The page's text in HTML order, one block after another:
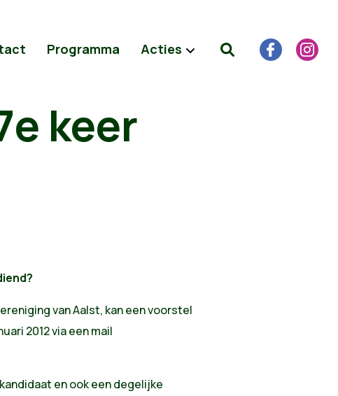
Programma Acties
keer
van Aalst, kan een voorstel
2012 via een mail
en ook een degelijke